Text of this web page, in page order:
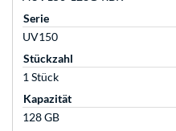
Serie
UV150
Stückzahl
1 Stück
Kapazität
128 GB